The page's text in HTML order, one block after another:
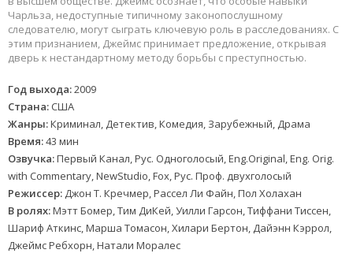
Чарльза, недоступные типичному законопослушному
следователю, могут сыграть ключевую роль в расследованиях. С
этим признанием, Джеймс принимает предложение, открывая
дверь к нестандартному методу борьбы с преступностью.
Год выхода:2009
Страна: США
Жанры:Криминал, Детектив, Комедия, Зарубежный, Драма
Время:43 мин
Озвучка:Первый Канал, Рус. Одноголосый, Eng.Original, Eng. Orig.
with Commentary, NewStudio, Fox, Рус. Проф. двухголосый
Режиссер: Джон Т. Кречмер, Рассел Ли Файн, Пол Холахан
В ролях:Мэтт Бомер, Тим ДиКей, Уилли Гарсон, Тиффани Тиссен,
Шариф Аткинс, Марша Томасон, Хилари Бертон, Дайэнн Кэррол,
Джеймс Ребхорн, Натали Моралес